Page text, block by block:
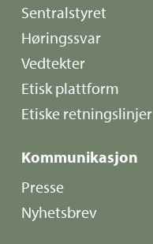
Sentralstyret
Høringssvar
Vedtekter
Etisk plattform
Etiske retningslinjer
Kommunikasjon
Presse
Nyhetsbrev